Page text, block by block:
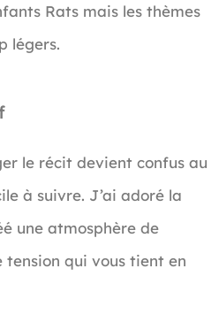
Rats mais les thèmes
légers.
le récit devient confus au
à suivre. J’ai adoré la
une atmosphère de
qui vous tient en